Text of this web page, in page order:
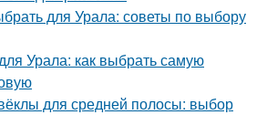
для Урала: советы по выбору
Урала: как выбрать самую
для средней полосы: выбор